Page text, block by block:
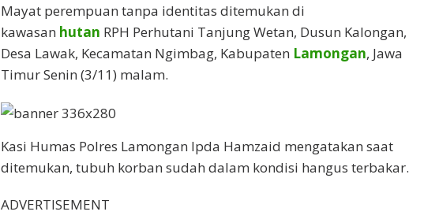
Mayat perempuan tanpa identitas ditemukan di
kawasan hutan RPH Perhutani Tanjung Wetan, Dusun Kalongan,
Desa Lawak, Kecamatan Ngimbag, Kabupaten Lamongan, Jawa
Timur Senin (3/11) malam.
Kasi Humas Polres Lamongan Ipda Hamzaid mengatakan saat
ditemukan, tubuh korban sudah dalam kondisi hangus terbakar.
ADVERTISEMENT